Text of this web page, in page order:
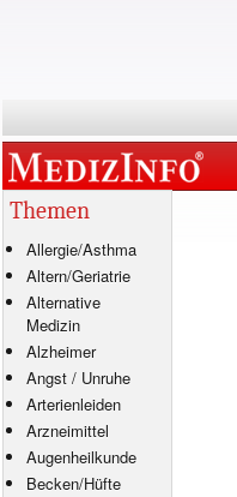
Themen
Allergie/Asthma
Altern/Geriatrie
Alternative
Medizin
Alzheimer
Angst / Unruhe
Arterienleiden
Arzneimittel
Augenheilkunde
Becken/Hüfte